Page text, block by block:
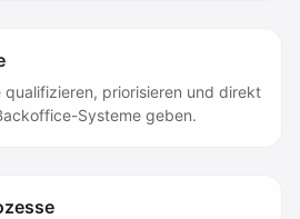
qualifizieren, priorisieren und direkt
Systeme geben.